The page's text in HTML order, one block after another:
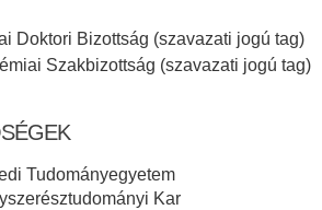
Doktori Bizottság (szavazati jogú tag)
Szakbizottság (szavazati jogú tag)
Tudományegyetem
Kar